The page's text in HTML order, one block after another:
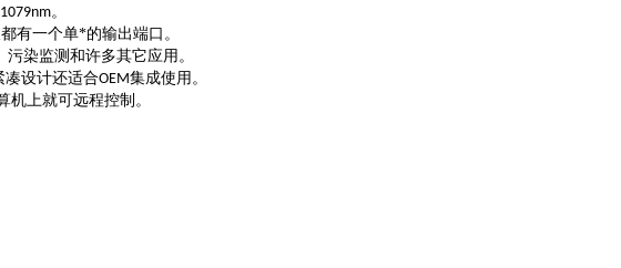
1079nm。
有一个单*的输出端口。
、污染监测和许多其它应用。
凑设计还适合OEM集成使用。
机上就可远程控制。